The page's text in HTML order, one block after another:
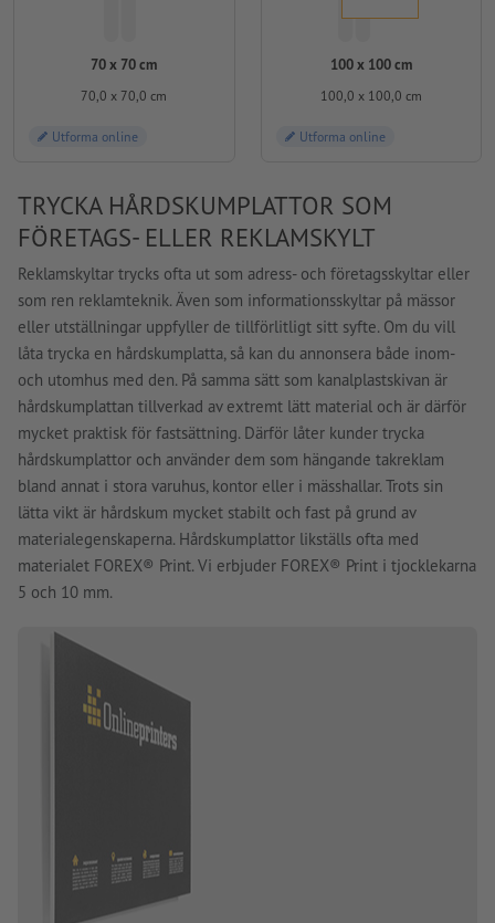
70 x 70 cm
70,0 x 70,0 cm
Utforma online
100 x 100 cm
100,0 x 100,0 cm
Utforma online
TRYCKA HÅRDSKUMPLATTOR SOM
FÖRETAGS- ELLER REKLAMSKYLT
Reklamskyltar trycks ofta ut som adress- och företagsskyltar eller
som ren reklamteknik. Även som informationsskyltar på mässor
eller utställningar uppfyller de tillförlitligt sitt syfte. Om du vill
låta trycka en hårdskumplatta, så kan du annonsera både inom-
och utomhus med den. På samma sätt som kanalplastskivan är
hårdskumplattan tillverkad av extremt lätt material och är därför
mycket praktisk för fastsättning. Därför låter kunder trycka
hårdskumplattor och använder dem som hängande takreklam
bland annat i stora varuhus, kontor eller i mässhallar. Trots sin
lätta vikt är hårdskum mycket stabilt och fast på grund av
materialegenskaperna. Hårdskumplattor likställs ofta med
materialet FOREX® Print. Vi erbjuder FOREX® Print i tjocklekarna
5 och 10 mm.